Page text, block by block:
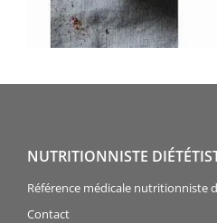
NUTRITIONNISTE
Référence médicale nutritionniste
Contact